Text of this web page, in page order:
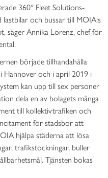
360° Fleet Solutions-
och bussar till MOIA:s
säger Annika Lorenz, chef för
började tillhandahålla
Hannover och i april 2019 i
kan upp till sex personer
dela en av bolagets många
till kollektivtrafiken och
för stadsbor att
hjälpa städerna att lösa
trafikstockningar, buller
Tjänsten bokas